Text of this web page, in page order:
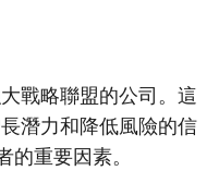
戰略聯盟的公司。這
潛力和降低風險的信
的重要因素。